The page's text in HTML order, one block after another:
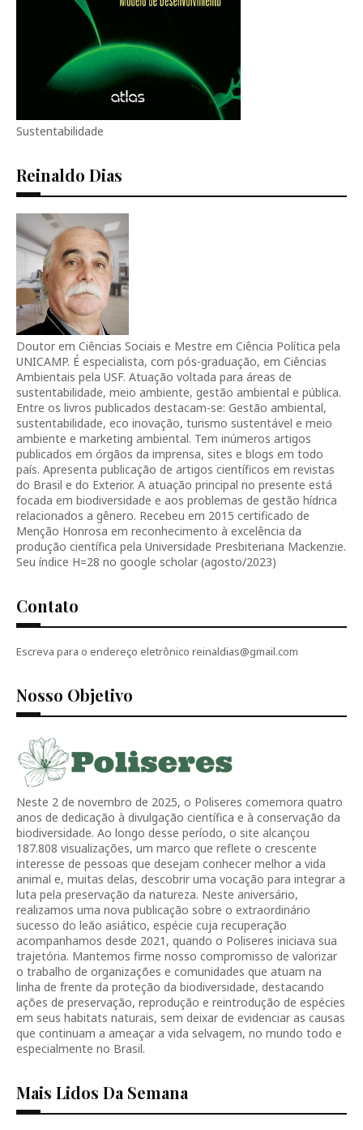
Sustentabilidade
Reinaldo Dias
Doutor em Ciências Sociais e Mestre em Ciência Política pela
UNICAMP. É especialista, com pós-graduação, em Ciências
Ambientais pela USF. Atuação voltada para áreas de
sustentabilidade, meio ambiente, gestão ambiental e pública.
Entre os livros publicados destacam-se: Gestão ambiental,
sustentabilidade, eco inovação, turismo sustentável e meio
ambiente e marketing ambiental. Tem inúmeros artigos
publicados em órgãos da imprensa, sites e blogs em todo
país. Apresenta publicação de artigos científicos em revistas
do Brasil e do Exterior. A atuação principal no presente está
focada em biodiversidade e aos problemas de gestão hídrica
relacionados a gênero. Recebeu em 2015 certificado de
Menção Honrosa em reconhecimento à excelência da
produção científica pela Universidade Presbiteriana Mackenzie.
Seu índice H=28 no google scholar (agosto/2023)
Contato
Escreva para o endereço eletrônico reinaldias@gmail.com
Nosso Objetivo
Neste 2 de novembro de 2025, o Poliseres comemora quatro
anos de dedicação à divulgação científica e à conservação da
biodiversidade. Ao longo desse período, o site alcançou
187.808 visualizações, um marco que reflete o crescente
interesse de pessoas que desejam conhecer melhor a vida
animal e, muitas delas, descobrir uma vocação para integrar a
luta pela preservação da natureza. Neste aniversário,
realizamos uma nova publicação sobre o extraordinário
sucesso do leão asiático, espécie cuja recuperação
acompanhamos desde 2021, quando o Poliseres iniciava sua
trajetória. Mantemos firme nosso compromisso de valorizar
o trabalho de organizações e comunidades que atuam na
linha de frente da proteção da biodiversidade, destacando
ações de preservação, reprodução e reintrodução de espécies
em seus habitats naturais, sem deixar de evidenciar as causas
que continuam a ameaçar a vida selvagem, no mundo todo e
especialmente no Brasil.
Mais Lidos Da Semana